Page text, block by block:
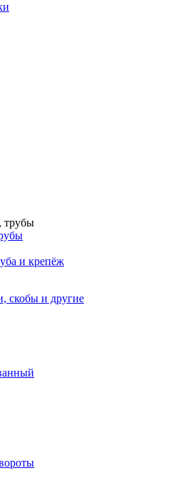
и крепёж
скобы и другие